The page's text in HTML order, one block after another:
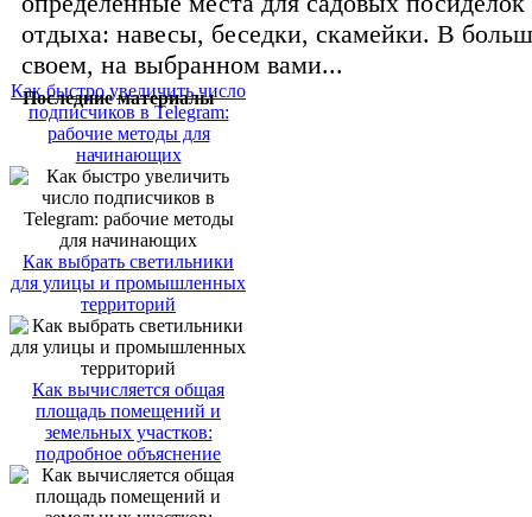
отдыха: навесы, беседки, скамейки. В
своем, на выбранном вами...
Последние материалы
Как быстро увеличить число
подписчиков в Telegram:
рабочие методы для
начинающих
Как выбрать светильники
для улицы и промышленных
территорий
Как вычисляется общая
площадь помещений и
земельных участков:
подробное объяснение